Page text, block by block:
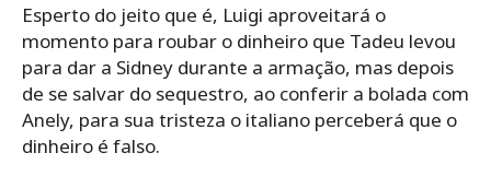
Esperto do jeito que é, Luigi aproveitará o
momento para roubar o dinheiro que Tadeu levou
para dar a Sidney durante a armação, mas depois
de se salvar do sequestro, ao conferir a bolada com
Anely, para sua tristeza o italiano perceberá que o
dinheiro é falso.